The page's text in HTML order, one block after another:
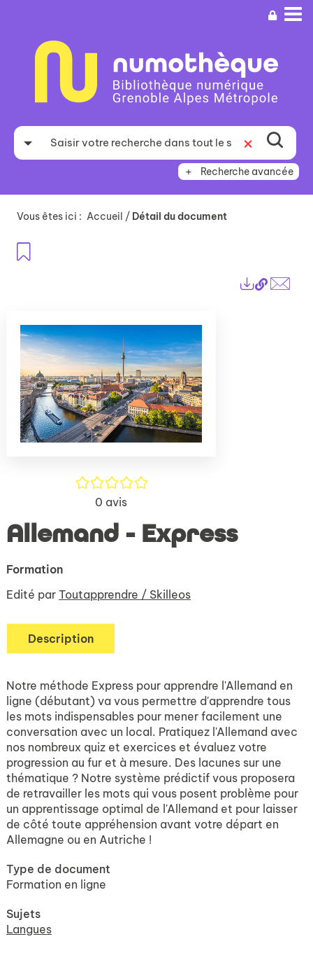
recherche
Recherche avancée
Vous êtes ici : Accueil / Détail du document
Lien
/5
0 avis
Allemand - Express
Formation
Edité par Toutapprendre / Skilleos
Description
Notre méthode Express pour apprendre l'Allemand en
ligne (débutant) va vous permettre d'apprendre tous
les mots indispensables pour mener facilement une
conversation avec un local. Pratiquez l'Allemand avec
nos nombreux quiz et exercices et évaluez votre
progression au fur et à mesure. Des lacunes sur une
thématique ? Notre système prédictif vous proposera
de retravailler les mots qui vous posent problème pour
un apprentissage optimal de l'Allemand et pour laisser
de côté toute appréhension avant votre départ en
Allemagne ou en Autriche !
Type de document
Formation en ligne
Sujets
Langues